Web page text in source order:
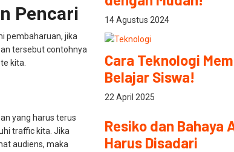
Pencari
pembaharuan, jika
tersebut contohnya
kita.
yang harus terus
traffic kita. Jika
audiens, maka
14 Agustus 2024
Cara Teknologi
Belajar Siswa!
22 April 2025
Resiko dan
Harus Disadari